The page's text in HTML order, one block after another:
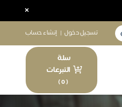
×
تسجيل دخول | إنشاء حساب
سلة
التبرعات
(
0
)